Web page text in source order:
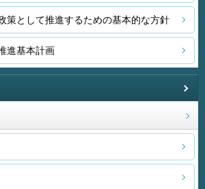
策として推進するための基本的な方針
進基本計画